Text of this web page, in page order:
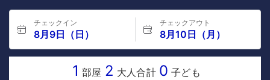
チェックイン
8月9日（日）
チェックアウト
8月10日（月）
1 部屋 2 大人合計 0 子ども